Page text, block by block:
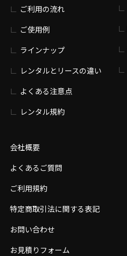
ご利用の流れ
ご使用例
ラインナップ
レンタルとリースの違い
よくある注意点
レンタル規約
会社概要
よくあるご質問
ご利用規約
特定商取引法に関する表記
お問い合わせ
お見積りフォーム